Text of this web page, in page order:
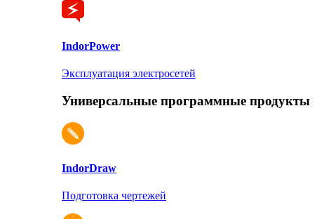
IndorPower
Эксплуатация электросетей
Универсальные программные продукты
IndorDraw
Подготовка чертежей